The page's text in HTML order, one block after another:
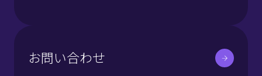
お問い合わせ